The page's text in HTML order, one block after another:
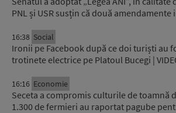
PNL și USR susțin că două
16:38 Social
Ironii pe Facebook după ce doi turiști au
trotinete electrice pe Platoul Bucegi |
16:16 Economie
Seceta a compromis culturile de toamnă
1.300 de fermieri au raportat pagube